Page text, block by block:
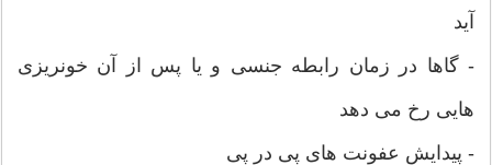
آید
- گاها در زمان رابطه جنسی و یا پس از آن خونریزی
هایی رخ می دهد
- پیدایش عفونت های پی در پی